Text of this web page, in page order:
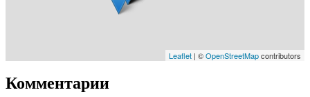
Leaflet | ©OpenStreetMapcontributors
Комментарии